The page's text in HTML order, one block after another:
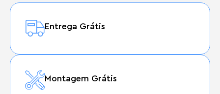
Entrega Grátis
Montagem Grátis